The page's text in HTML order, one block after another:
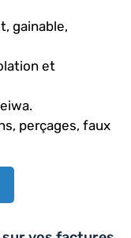
gainable,
et
perçages, faux